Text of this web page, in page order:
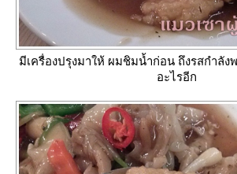
มีเครื่องปรุงมาให้ ผมชิมน้ำก่อน ถึงรสกำลัง
อะไรอีก